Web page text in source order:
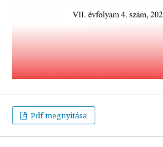
Pdf megnyitása